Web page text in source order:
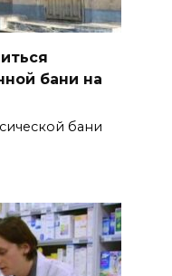
бани на
бани